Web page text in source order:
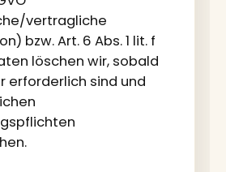
vertragliche
bzw. Art. 6 Abs. 1 lit. f
löschen wir, sobald
erforderlich sind und